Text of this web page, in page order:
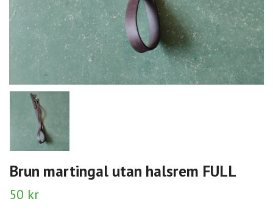
Brun martingal utan halsrem FULL
50 kr